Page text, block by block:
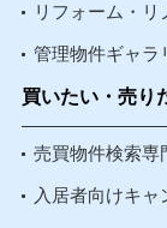
リフォーム・
管理物件ギャラ
買いたい・売り
売買物件検索専
入居者向けキャ